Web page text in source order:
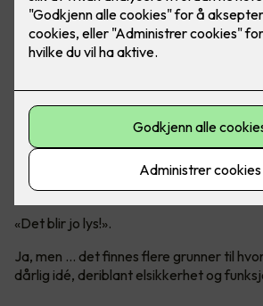
Er det virkelig en god
Mange tenker nok at det er like greit å
lysstoffrøret og sette inn et LED-rør.
«Det blir jo lys!».
Ja, men ... det finnes flere grunner til
dårlig idé, deriblant elsikkerhet og